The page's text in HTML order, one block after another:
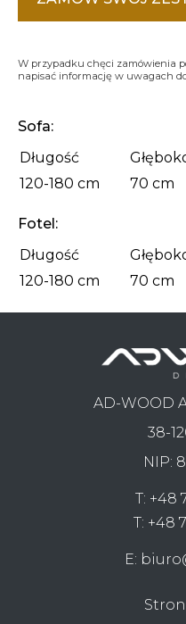
W przypadku chęci zamówienia
napisać informację w uwagach
Sofa:
Długość
120-180 cm
70 cm
Fotel:
Długość
120-180 cm
70 cm
AD-WOOD
38-
NIP:
T: +48
T: +48
E: